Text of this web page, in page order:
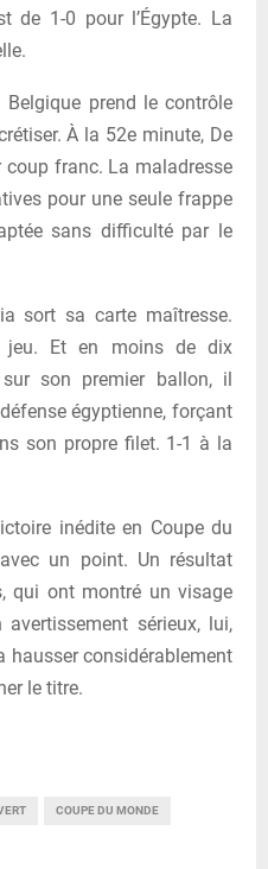
de 1-0 pour l’Égypte. La
prend le contrôle
À la 52e minute, De
coup franc. La maladresse
pour une seule frappe
sans difficulté par le
sort sa carte maîtresse.
jeu. Et en moins de dix
son premier ballon, il
égyptienne, forçant
son propre filet. 1-1 à la
inédite en Coupe du
un point. Un résultat
qui ont montré un visage
sérieux, lui,
hausser considérablement
le titre.
COUPE DU MONDE